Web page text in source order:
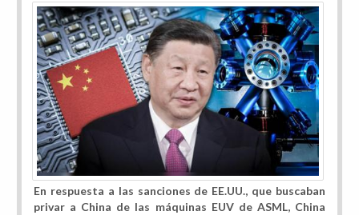
En respuesta a las sanciones de EE.UU., que buscaban
privar a China de las máquinas EUV de ASML, China